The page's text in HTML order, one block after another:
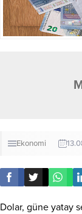
Ekonomi
Dolar, güne yatay